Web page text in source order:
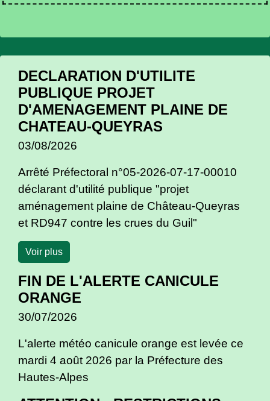
DECLARATION D'UTILITE
PUBLIQUE PROJET
D'AMENAGEMENT PLAINE DE
CHATEAU-QUEYRAS
03/08/2026
Arrêté Préfectoral n°05-2026-07-17-00010
déclarant d'utilité publique "projet
aménagement plaine de Château-Queyras
et RD947 contre les crues du Guil"
Voir plus
FIN DE L'ALERTE CANICULE
ORANGE
30/07/2026
L'alerte météo canicule orange est levée ce
mardi 4 août 2026 par la Préfecture des
Hautes-Alpes